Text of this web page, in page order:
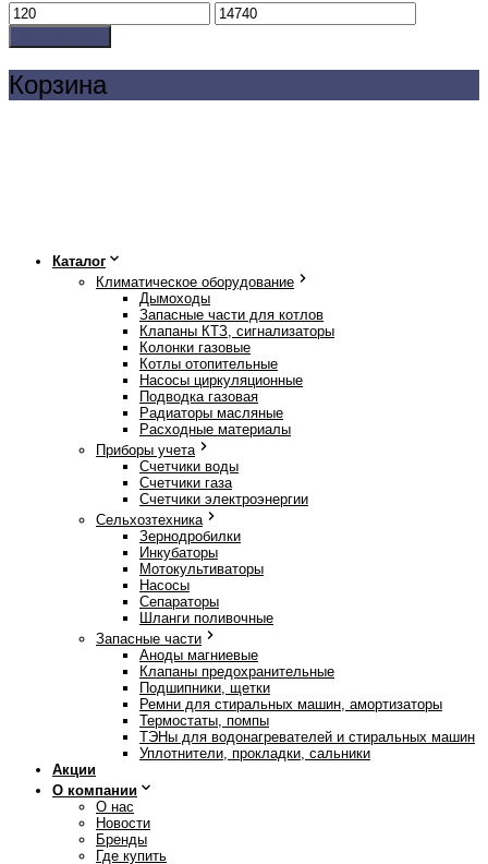
Минимальная
цена
Максимальная
цена
Корзина
Каталог
Климатическое оборудование
Дымоходы
Запасные части для котлов
Клапаны КТЗ, сигнализаторы
Колонки газовые
Котлы отопительные
Насосы циркуляционные
Подводка газовая
Радиаторы масляные
Расходные материалы
Приборы учета
Счетчики воды
Счетчики газа
Счетчики электроэнергии
Сельхозтехника
Зернодробилки
Инкубаторы
Мотокультиваторы
Насосы
Сепараторы
Шланги поливочные
Запасные части
Аноды магниевые
Клапаны предохранительные
Подшипники, щетки
Ремни для стиральных машин, амортизаторы
Термостаты, помпы
ТЭНы для водонагревателей и стиральных машин
Уплотнители, прокладки, сальники
Акции
О компании
О нас
Новости
Бренды
Где купить